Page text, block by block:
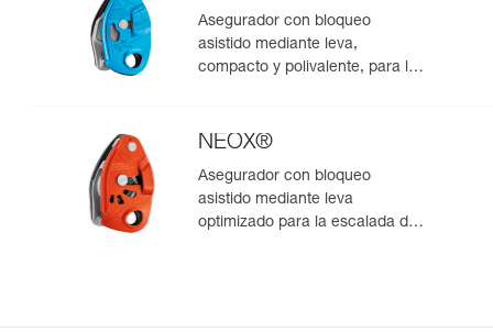
Asegurador con bloqueo
asistido mediante leva,
compacto y polivalente, para la
NEOX®
Asegurador con bloqueo
asistido mediante leva
optimizado para la escalada de